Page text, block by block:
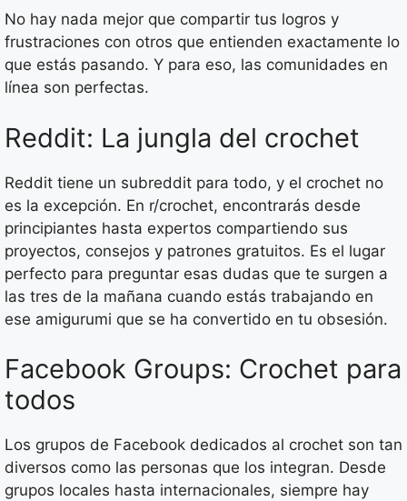
No hay nada mejor que compartir tus logros y
frustraciones con otros que entienden exactamente lo
que estás pasando. Y para eso, las comunidades en
línea son perfectas.
Reddit: La jungla del crochet
Reddit tiene un subreddit para todo, y el crochet no
es la excepción. En r/crochet, encontrarás desde
principiantes hasta expertos compartiendo sus
proyectos, consejos y patrones gratuitos. Es el lugar
perfecto para preguntar esas dudas que te surgen a
las tres de la mañana cuando estás trabajando en
ese amigurumi que se ha convertido en tu obsesión.
Facebook Groups: Crochet para
todos
Los grupos de Facebook dedicados al crochet son tan
diversos como las personas que los integran. Desde
grupos locales hasta internacionales, siempre hay